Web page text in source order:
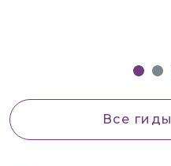
Все гиды